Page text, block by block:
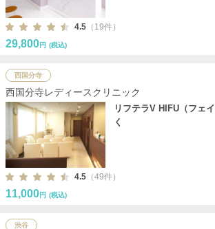
4.5 （19件）
29,800円 (税込)
西国分寺
西国分寺レディースクリニック
リフテラV HIFU（フェ
く
4.5 （49件）
11,000円 (税込)
渋谷